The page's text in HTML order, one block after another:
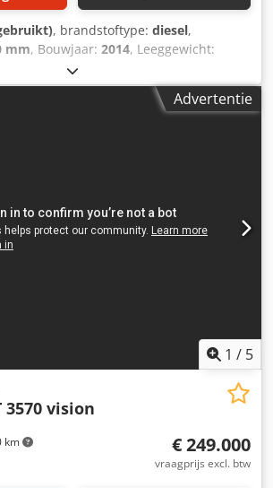
, brandstoftype: diesel,
mm, Bouwjaar: 2014, Leeggewicht:
4.999 kg CE-markering: ja
Optische staat: goed
EXW Productieland: IT Djdpfx Ahjzn
op met Christian Theißen voor
Manitou Type: MRT 2150 Plus
vorken): LxB 6,89 x 2,43 m
Draaibereik: 360° (oneindig) Eigen
Toelaatbaar totaal gewicht: 17.400 kg
Advertentie
1 / 5
km
3570 vision
€ 249.000
vraagprijs excl. btw